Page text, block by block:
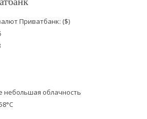
Приватбанк: ($)
небольшая облачность